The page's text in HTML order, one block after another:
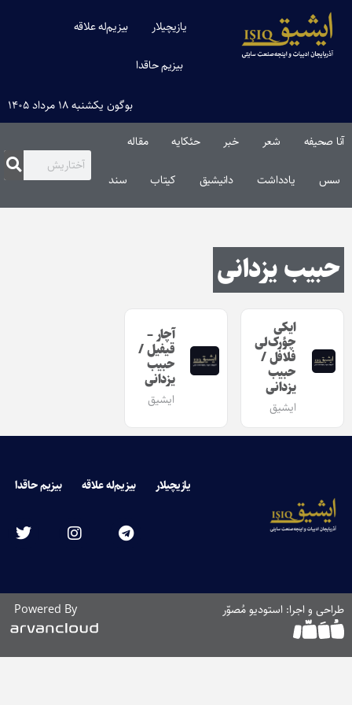
یازیچیلار بیزیم‌له علاقه
بیزیم حاقدا
بوگون یکشنبه ۱۸ مرداد ۱۴۰۵
آنا صحیفه شعر خبر حئکایه مقاله‌
سس یادداشت دانیشیق کیتاب سند
حبیب یزدانی
ایکی
چؤرک‌لی
فلافل /
حبیب
یزدانی
ایشیق
آچار –
قیفیل /
حبیب
یزدانی
ایشیق
یازیچیلار بیزیم‌له علاقه بیزیم حاقدا
طراحی و اجرا: استودیو مُصوّر Powered By